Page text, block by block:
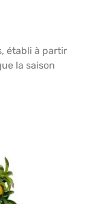
établi à partir
la saison